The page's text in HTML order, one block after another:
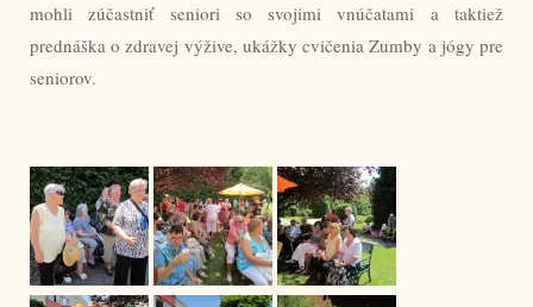
mohli zúčastniť seniori so svojimi vnúčatami a taktiež
prednáška o zdravej výžive, ukážky cvičenia Zumby a jógy pre
seniorov.